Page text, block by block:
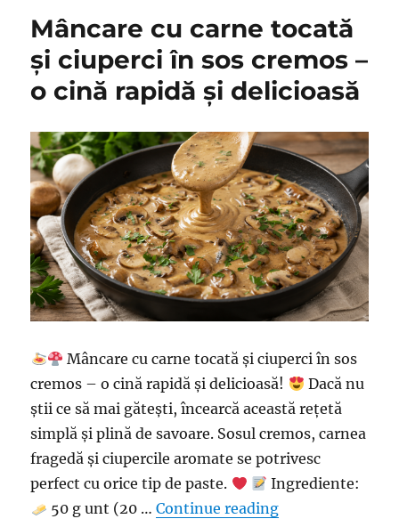
Mâncare cu carne tocată
și ciuperci în sos cremos –
o cină rapidă și delicioasă
Mâncare cu carne tocată și ciuperci în sos
cremos – o cină rapidă și delicioasă!
Dacă nu
știi ce să mai gătești, încearcă această rețetă
simplă și plină de savoare. Sosul cremos, carnea
fragedă și ciupercile aromate se potrivesc
perfect cu orice tip de paste.
Ingrediente:
50 g unt (20 … Continue reading“Mâncare cu